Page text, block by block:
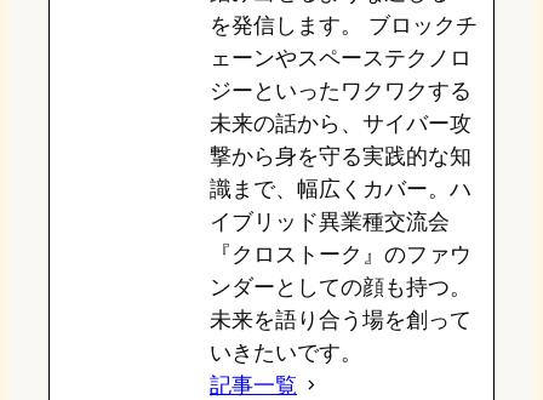
を発信します。 ブロックチ
ェーンやスペーステクノロ
ジーといったワクワクする
未来の話から、サイバー攻
撃から身を守る実践的な知
識まで、幅広くカバー。ハ
イブリッド異業種交流会
『クロストーク』のファウ
ンダーとしての顔も持つ。
未来を語り合う場を創って
いきたいです。
記事一覧